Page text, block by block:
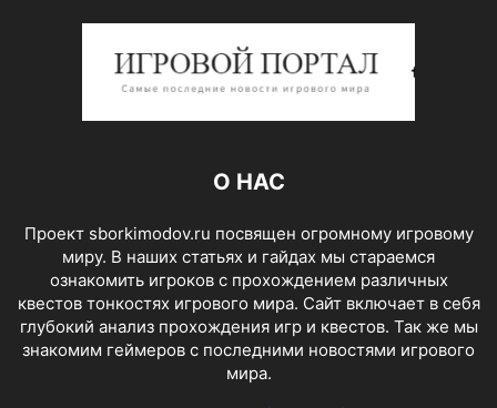
О НАС
Проект sborkimodov.ru посвящен огромному игровому
миру. В наших статьях и гайдах мы стараемся
ознакомить игроков с прохождением различных
квестов тонкостях игрового мира. Сайт включает в себя
глубокий анализ прохождения игр и квестов. Так же мы
знакомим геймеров с последними новостями игрового
мира.